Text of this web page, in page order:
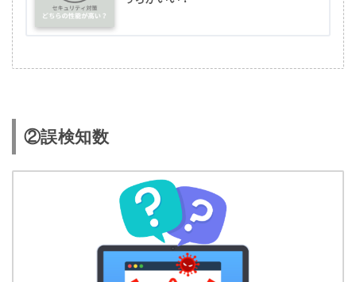
②誤検知数